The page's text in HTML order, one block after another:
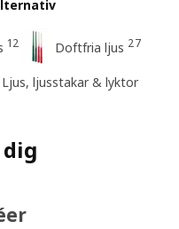
12 Doftfria ljus 27
Ljus, ljusstakar & lyktor